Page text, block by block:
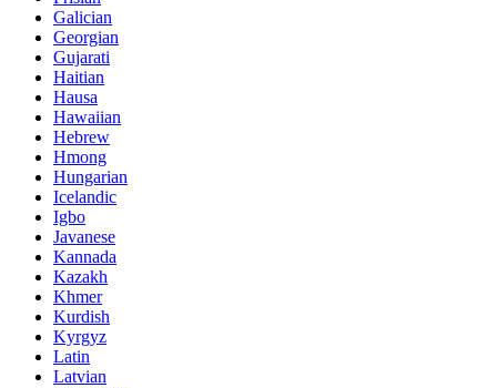
Galician
Georgian
Gujarati
Haitian
Hausa
Hawaiian
Hebrew
Hmong
Hungarian
Icelandic
Igbo
Javanese
Kannada
Kazakh
Khmer
Kurdish
Kyrgyz
Latin
Latvian